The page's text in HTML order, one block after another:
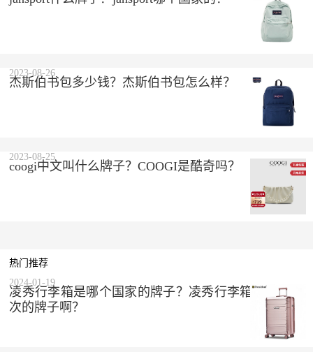
杰斯伯书包多少钱？杰斯伯书包怎么样？
2023-08-26
coogi中文叫什么牌子？COOGI是酷奇吗？
2023-08-25
热门推荐
凌秀行李箱是哪个国家的牌子？凌秀行李箱是什么档
次的牌子啊？
2024-01-19